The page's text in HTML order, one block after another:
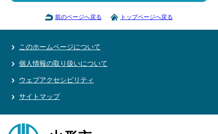
前のページへ戻る トップページへ戻る
このホームページについて
個人情報の取り扱いについて
ウェブアクセシビリティ
サイトマップ